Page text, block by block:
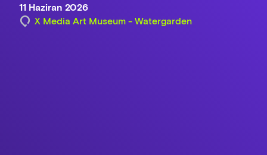
11 Haziran 2026
X Media Art Museum - Watergarden